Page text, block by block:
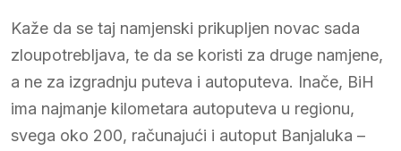
Kaže da se taj namjenski prikupljen novac sada
zloupotrebljava, te da se koristi za druge namjene,
a ne za izgradnju puteva i autoputeva. Inače, BiH
ima najmanje kilometara autoputeva u regionu,
svega oko 200, računajući i autoput Banjaluka –